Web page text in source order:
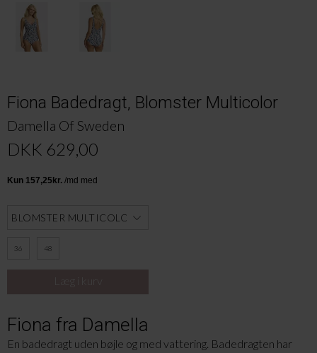
Fiona Badedragt, Blomster Multicolor
Damella Of Sweden
DKK 629,00
36 48
Fiona fra Damella
En badedragt uden bøjle og med vattering. Badedragten har